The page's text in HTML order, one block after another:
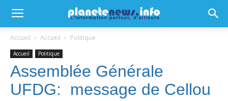
Accueil Accueil Politique
Accueil Politique
Assemblée Générale
UFDG: message de Cellou